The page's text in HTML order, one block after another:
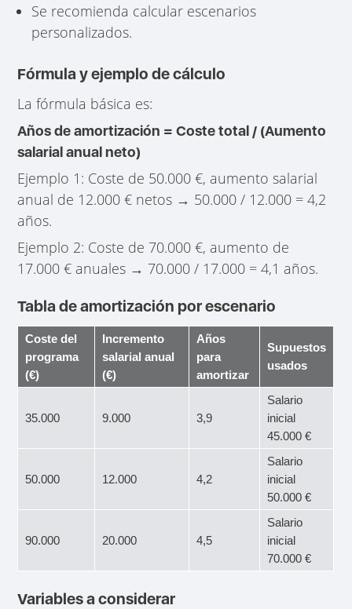
Se recomienda calcular escenarios
personalizados.
Fórmula y ejemplo de cálculo
La fórmula básica es:
Años de amortización = Coste total / (Aumento
salarial anual neto)
Ejemplo 1: Coste de 50.000 €, aumento salarial
anual de 12.000 € netos → 50.000 / 12.000 = 4,2
años.
Ejemplo 2: Coste de 70.000 €, aumento de
17.000 € anuales → 70.000 / 17.000 = 4,1 años.
Tabla de amortización por escenario
Coste del
programa
(€)
Incremento
salarial anual
(€)
Años
para
amortizar
Supuestos
usados
35.000 9.000 3,9
Salario
inicial
45.000 €
50.000 12.000 4,2
Salario
inicial
50.000 €
90.000 20.000 4,5
Salario
inicial
70.000 €
Variables a considerar